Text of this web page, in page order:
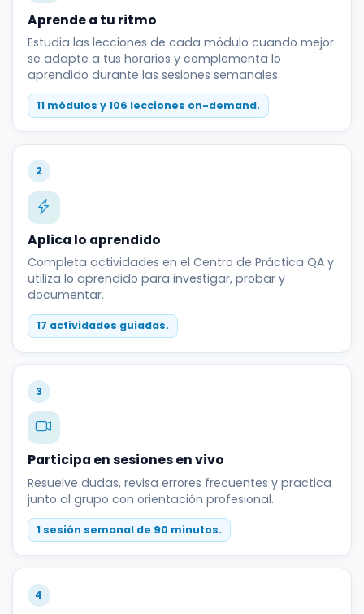
Aprende a tu ritmo
Estudia las lecciones de cada módulo cuando mejor
se adapte a tus horarios y complementa lo
aprendido durante las sesiones semanales.
11 módulos y 106 lecciones on-demand.
2
Aplica lo aprendido
Completa actividades en el Centro de Práctica QA y
utiliza lo aprendido para investigar, probar y
documentar.
17 actividades guiadas.
3
Participa en sesiones en vivo
Resuelve dudas, revisa errores frecuentes y practica
junto al grupo con orientación profesional.
1 sesión semanal de 90 minutos.
4